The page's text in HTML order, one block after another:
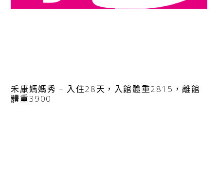
禾康媽媽秀 – 入住28天，入館體重2815，離館
體重3900